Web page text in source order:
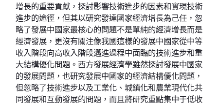
增長的重要貢獻，探討影響技術進步的因素和實現技術
進步的途徑，但其以研究發達國家經濟增長為己任，忽
略了發展中國家最核心的問題不是單純的經濟增長而是
經濟發展，更沒有關注像我國這樣的發展中國家從中等
收入階段向高收入階段邁進過程中面臨的技術進步和重
大結構優化問題。西方發展經濟學雖然探討發展中國家
的發展問題，也研究發展中國家的經濟結構優化問題，
但忽略了技術進步以及工業化、城鎮化和農業現代化共
同發展和互動發展的問題，而且將研究重點集中于低收